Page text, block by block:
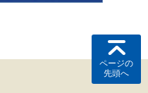
ページの
先頭へ